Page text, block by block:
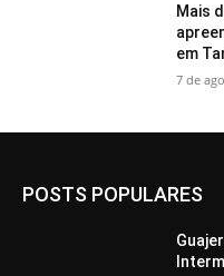
Mais
em
7 de
POSTS POPULARES